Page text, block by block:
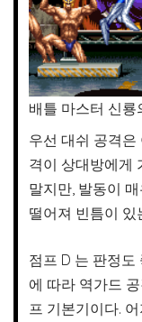
배틀 마스터 신룡
우선 대쉬 공격은
격이 상대방에게
말지만, 발동이
떨어져 빈틈이 있
점프 D 는 판정도
에 따라 역가드
프 기본기이다.